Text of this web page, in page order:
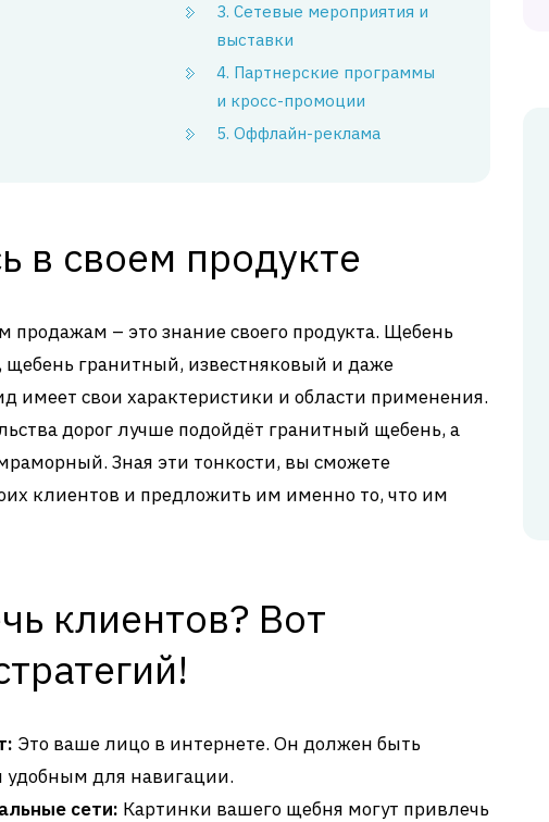
3. Сетевые мероприятия и
выставки
4. Партнерские программы
и кросс-промоции
5. Оффлайн-реклама
в своем продукте
– это знание своего продукта. Щебень
щебень гранитный, известняковый и даже
свои характеристики и области применения.
дорог лучше подойдёт гранитный щебень, а
Зная эти тонкости, вы сможете
клиентов и предложить им именно то, что им
клиентов? Вот
Это ваше лицо в интернете. Он должен быть
для навигации.
сети: Картинки вашего щебня могут привлечь